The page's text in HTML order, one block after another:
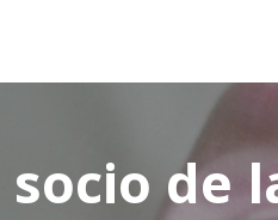
socio de